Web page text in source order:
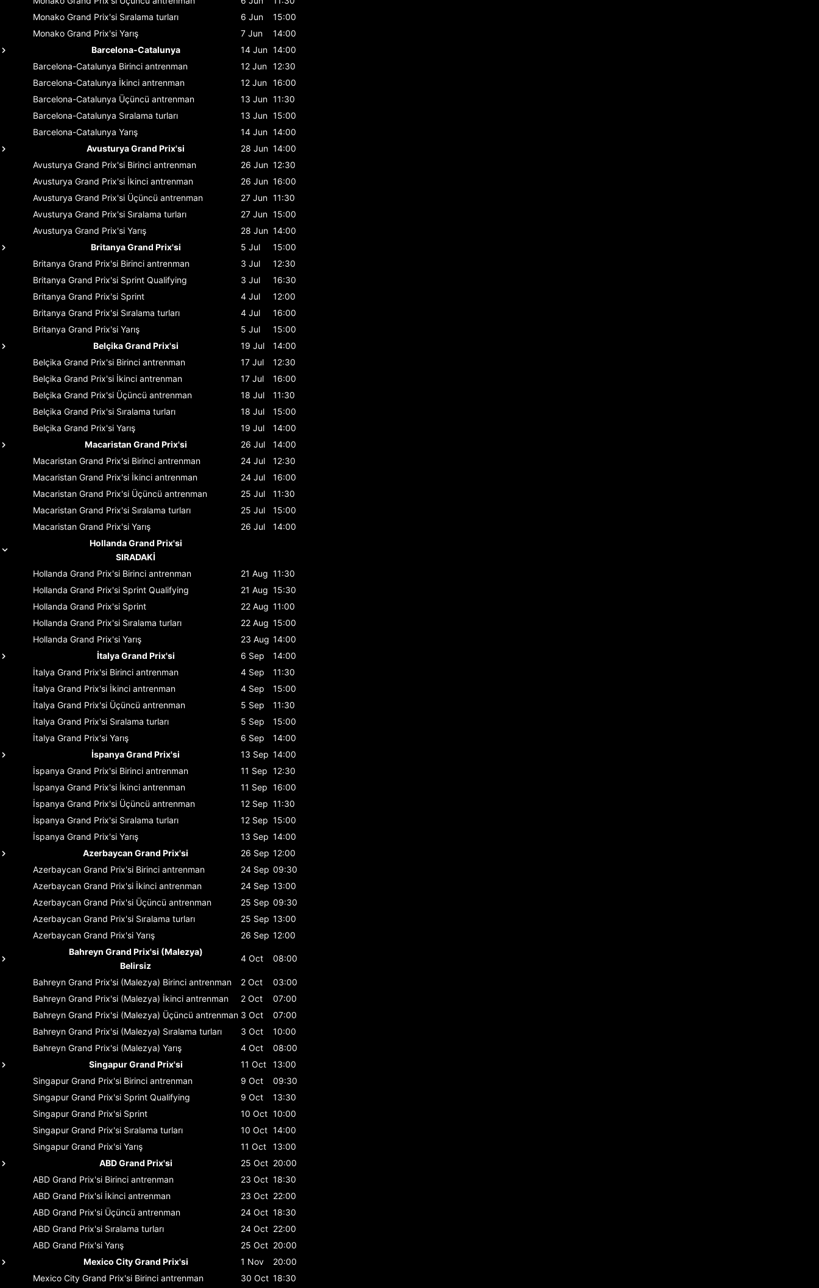
Monako Grand Prix'si Sıralama turları 6 Jun
15:00
Monako Grand Prix'si Yarış 7 Jun
14:00
Barcelona-Catalunya
14 Jun 14:00
Barcelona-Catalunya Birinci antrenman 12 Jun 12:30
Barcelona-Catalunya İkinci antrenman 12 Jun 16:00
Barcelona-Catalunya Üçüncü antrenman 13 Jun 11:30
Barcelona-Catalunya Sıralama turları 13 Jun 15:00
Barcelona-Catalunya Yarış 14 Jun 14:00
Avusturya Grand Prix'si
28 Jun 14:00
Avusturya Grand Prix'si Birinci antrenman 26 Jun 12:30
Avusturya Grand Prix'si İkinci antrenman 26 Jun 16:00
Avusturya Grand Prix'si Üçüncü antrenman 27 Jun 11:30
Avusturya Grand Prix'si Sıralama turları 27 Jun 15:00
Avusturya Grand Prix'si Yarış 28 Jun 14:00
Britanya Grand Prix'si
5 Jul
15:00
Britanya Grand Prix'si Birinci antrenman 3 Jul
12:30
Britanya Grand Prix'si Sprint Qualifying 3 Jul
16:30
Britanya Grand Prix'si Sprint 4 Jul
12:00
Britanya Grand Prix'si Sıralama turları 4 Jul
16:00
Britanya Grand Prix'si Yarış 5 Jul
15:00
Belçika Grand Prix'si
19 Jul
14:00
Belçika Grand Prix'si Birinci antrenman 17 Jul
12:30
Belçika Grand Prix'si İkinci antrenman 17 Jul
16:00
Belçika Grand Prix'si Üçüncü antrenman 18 Jul
11:30
Belçika Grand Prix'si Sıralama turları 18 Jul
15:00
Belçika Grand Prix'si Yarış 19 Jul
14:00
Macaristan Grand Prix'si
26 Jul
14:00
Macaristan Grand Prix'si Birinci antrenman 24 Jul
12:30
Macaristan Grand Prix'si İkinci antrenman 24 Jul
16:00
Macaristan Grand Prix'si Üçüncü antrenman 25 Jul
11:30
Macaristan Grand Prix'si Sıralama turları 25 Jul
15:00
Macaristan Grand Prix'si Yarış 26 Jul
14:00
Hollanda Grand Prix'si
SIRADAKİ
Hollanda Grand Prix'si Birinci antrenman 21 Aug 11:30
Hollanda Grand Prix'si Sprint Qualifying 21 Aug 15:30
Hollanda Grand Prix'si Sprint 22 Aug 11:00
Hollanda Grand Prix'si Sıralama turları 22 Aug 15:00
Hollanda Grand Prix'si Yarış 23 Aug 14:00
İtalya Grand Prix'si
6 Sep
14:00
İtalya Grand Prix'si Birinci antrenman 4 Sep
11:30
İtalya Grand Prix'si İkinci antrenman 4 Sep
15:00
İtalya Grand Prix'si Üçüncü antrenman 5 Sep
11:30
İtalya Grand Prix'si Sıralama turları 5 Sep
15:00
İtalya Grand Prix'si Yarış 6 Sep
14:00
İspanya Grand Prix'si
13 Sep 14:00
İspanya Grand Prix'si Birinci antrenman 11 Sep 12:30
İspanya Grand Prix'si İkinci antrenman 11 Sep 16:00
İspanya Grand Prix'si Üçüncü antrenman 12 Sep 11:30
İspanya Grand Prix'si Sıralama turları 12 Sep 15:00
İspanya Grand Prix'si Yarış 13 Sep 14:00
Azerbaycan Grand Prix'si
26 Sep 12:00
Azerbaycan Grand Prix'si Birinci antrenman 24 Sep 09:30
Azerbaycan Grand Prix'si İkinci antrenman 24 Sep 13:00
Azerbaycan Grand Prix'si Üçüncü antrenman 25 Sep 09:30
Azerbaycan Grand Prix'si Sıralama turları 25 Sep 13:00
Azerbaycan Grand Prix'si Yarış 26 Sep 12:00
Bahreyn Grand Prix'si (Malezya)
Belirsiz
4 Oct 08:00
Bahreyn Grand Prix'si (Malezya) Birinci antrenman 2 Oct
03:00
Bahreyn Grand Prix'si (Malezya) İkinci antrenman 2 Oct
07:00
Bahreyn Grand Prix'si (Malezya) Üçüncü antrenman 3 Oct
07:00
Bahreyn Grand Prix'si (Malezya) Sıralama turları 3 Oct
10:00
Bahreyn Grand Prix'si (Malezya) Yarış 4 Oct
08:00
Singapur Grand Prix'si
11 Oct
13:00
Singapur Grand Prix'si Birinci antrenman 9 Oct
09:30
Singapur Grand Prix'si Sprint Qualifying 9 Oct
13:30
Singapur Grand Prix'si Sprint 10 Oct 10:00
Singapur Grand Prix'si Sıralama turları 10 Oct 14:00
Singapur Grand Prix'si Yarış 11 Oct
13:00
ABD Grand Prix'si
25 Oct 20:00
ABD Grand Prix'si Birinci antrenman 23 Oct 18:30
ABD Grand Prix'si İkinci antrenman 23 Oct 22:00
ABD Grand Prix'si Üçüncü antrenman 24 Oct 18:30
ABD Grand Prix'si Sıralama turları 24 Oct 22:00
ABD Grand Prix'si Yarış 25 Oct 20:00
Mexico City Grand Prix'si
1 Nov
20:00
Mexico City Grand Prix'si Birinci antrenman 30 Oct 18:30